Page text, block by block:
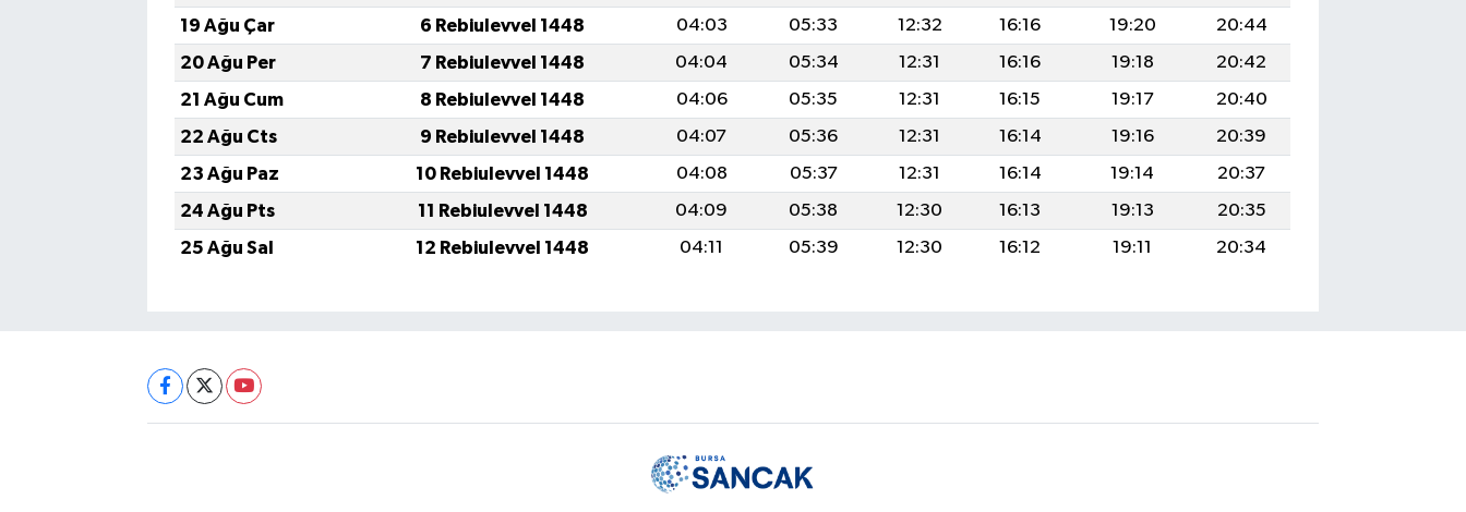
19 Ağu Çar
6 Rebiulevvel 1448 04:03 05:33 12:32 16:16 19:20
20:44
20 Ağu Per
7 Rebiulevvel 1448 04:04 05:34 12:31 16:16 19:18
20:42
21 Ağu Cum
8 Rebiulevvel 1448 04:06 05:35 12:31 16:15 19:17
20:40
22 Ağu Cts
9 Rebiulevvel 1448 04:07 05:36 12:31 16:14 19:16
20:39
23 Ağu Paz
10 Rebiulevvel 1448 04:08 05:37 12:31 16:14 19:14
20:37
24 Ağu Pts
11 Rebiulevvel 1448 04:09 05:38 12:30 16:13 19:13
20:35
25 Ağu Sal
12 Rebiulevvel 1448 04:11 05:39 12:30 16:12 19:11 20:34